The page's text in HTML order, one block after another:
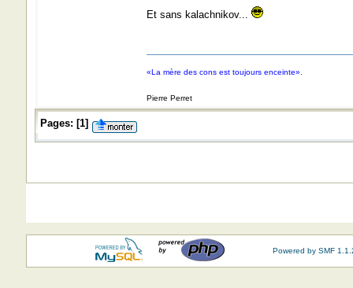
Et sans kalachnikov...
«La mère des cons est toujours enceinte».
Pierre Perret
Pages: [1]
Powered by SMF